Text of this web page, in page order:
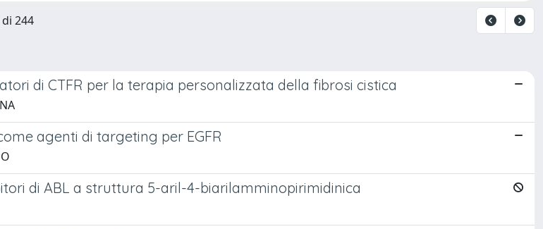
244
di CTFR per la terapia personalizzata della fibrosi cistica
agenti di targeting per EGFR
di ABL a struttura 5-aril-4-biarilamminopirimidinica